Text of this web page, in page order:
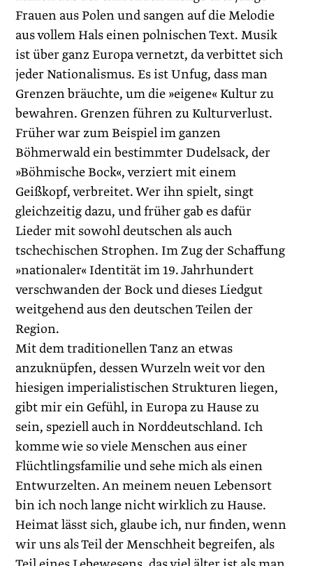
Frauen aus Polen und sangen auf die Melodie
aus vollem Hals einen polnischen Text. Musik
ist über ganz Europa vernetzt, da verbittet sich
jeder Nationalismus. Es ist Unfug, dass man
Grenzen bräuchte, um die »eigene« Kultur zu
bewahren. Grenzen führen zu Kulturverlust.
Früher war zum Beispiel im ganzen
Böhmerwald ein bestimmter Dudelsack, der
»Böhmische Bock«, verziert mit einem
Geißkopf, verbreitet. Wer ihn spielt, singt
gleichzeitig dazu, und früher gab es dafür
Lieder mit sowohl deutschen als auch
tschechischen Strophen. Im Zug der Schaffung
»nationaler« Identität im 19. Jahrhundert
verschwanden der Bock und dieses Liedgut
weitgehend aus den deutschen Teilen der
Region.
Mit dem traditionellen Tanz an etwas
anzuknüpfen, dessen Wurzeln weit vor den
hiesigen imperialistischen Strukturen liegen,
gibt mir ein Gefühl, in Europa zu Hause zu
sein, speziell auch in Norddeutschland. Ich
komme wie so viele Menschen aus einer
Flüchtlingsfamilie und sehe mich als einen
Entwurzelten. An meinem neuen Lebensort
bin ich noch lange nicht wirklich zu Hause.
Heimat lässt sich, glaube ich, nur finden, wenn
wir uns als Teil der Menschheit begreifen, als